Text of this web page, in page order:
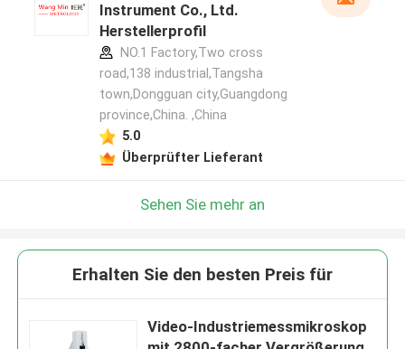
Instrument Co., Ltd.
Herstellerprofil
NO.1 Factory,Two cross
road,138 industrial,Tangsha
town,Dongguan city,Guangdong
province,China. ,China
5.0
Überprüfter Lieferant
Sehen Sie mehr an
Erhalten Sie den besten Preis für
Video-Industriemessmikroskop